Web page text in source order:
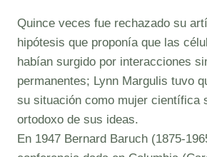
Quince veces fue rechazado su
hipótesis que proponía que las
habían surgido por interacciones
permanentes; Lynn Margulis tuvo
su situación como mujer científica
ortodoxo de sus ideas.
En 1947 Bernard Baruch (1875-